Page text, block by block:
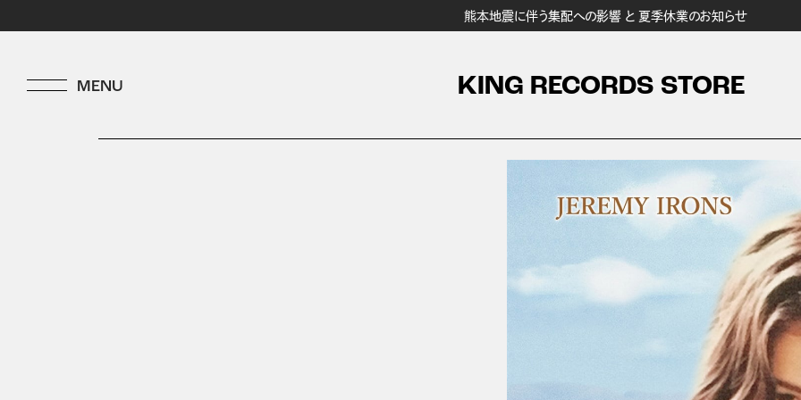
熊本地震に伴う集配への影響 と 夏季休業のお知らせ
KING RECORDS STORE